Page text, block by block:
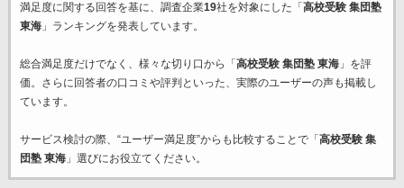
満足度に関する回答を基に、調査企業19社を対象にした「 高校受験 集団塾
東海」ランキングを発表しています。
総合満足度だけでなく、様々な切り口から「 高校受験 集団塾 東海」を評
価。さらに回答者の口コミや評判といった、実際のユーザーの声も掲載し
ています。
サービス検討の際、“ユーザー満足度”からも比較することで「 高校受験 集
団塾 東海」選びにお役立てください。